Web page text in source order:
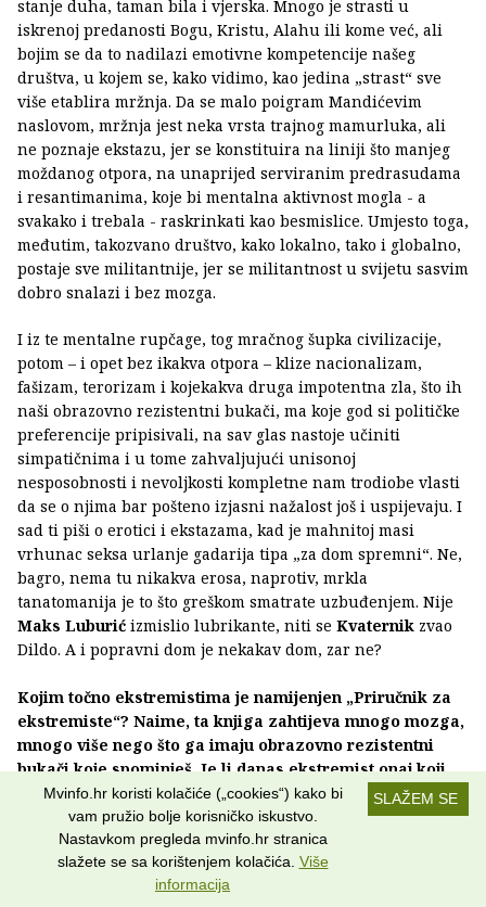
stanje duha, taman bila i vjerska. Mnogo je strasti u
iskrenoj predanosti Bogu, Kristu, Alahu ili kome već, ali
bojim se da to nadilazi emotivne kompetencije našeg
društva, u kojem se, kako vidimo, kao jedina „strast“ sve
više etablira mržnja. Da se malo poigram Mandićevim
naslovom, mržnja jest neka vrsta trajnog mamurluka, ali
ne poznaje ekstazu, jer se konstituira na liniji što manjeg
moždanog otpora, na unaprijed serviranim predrasudama
i resantimanima, koje bi mentalna aktivnost mogla - a
svakako i trebala - raskrinkati kao besmislice. Umjesto toga,
međutim, takozvano društvo, kako lokalno, tako i globalno,
postaje sve militantnije, jer se militantnost u svijetu sasvim
dobro snalazi i bez mozga.
I iz te mentalne rupčage, tog mračnog šupka civilizacije,
potom – i opet bez ikakva otpora – klize nacionalizam,
fašizam, terorizam i kojekakva druga impotentna zla, što ih
naši obrazovno rezistentni bukači, ma koje god si političke
preferencije pripisivali, na sav glas nastoje učiniti
simpatičnima i u tome zahvaljujući unisonoj
nesposobnosti i nevoljkosti kompletne nam trodiobe vlasti
da se o njima bar pošteno izjasni nažalost još i uspijevaju. I
sad ti piši o erotici i ekstazama, kad je mahnitoj masi
vrhunac seksa urlanje gadarija tipa „za dom spremni“. Ne,
bagro, nema tu nikakva erosa, naprotiv, mrkla
tanatomanija je to što greškom smatrate uzbuđenjem. Nije
Maks Luburić izmislio lubrikante, niti se Kvaternik zvao
Dildo. A i popravni dom je nekakav dom, zar ne?
Kojim točno ekstremistima je namijenjen „Priručnik za
ekstremiste“? Naime, ta knjiga zahtijeva mnogo mozga,
mnogo više nego što ga imaju obrazovno rezistentni
bukači koje spominješ. Je li danas ekstremist onaj koji
razmišlja svojom glavom, kako se to veli, onaj koji kuži
stvari i ne dopušta da mu prodaju muda pod bubrege?
To je, bojim se, vrlo delikatna tema, jer ekstremizam, koji
zapravo izmiče suvislim definicijama, ovisno o kontekstu,
SLAŽEM SE
Mvinfo.hr koristi kolačiće („cookies“) kako bi
vam pružio bolje korisničko iskustvo.
Nastavkom pregleda mvinfo.hr stranica
slažete se sa korištenjem kolačića. Više
informacija